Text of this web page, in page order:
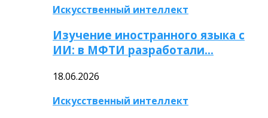
Искусственный интеллект
Изучение иностранного языка с
ИИ: в МФТИ разработали…
18.06.2026
Искусственный интеллект